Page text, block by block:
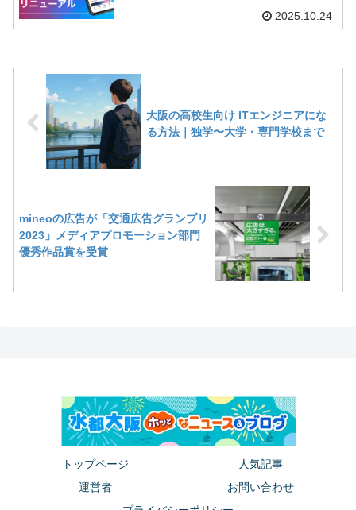
2025.10.24
大阪の高校生向け ITエンジニアにな
る方法｜独学〜大学・専門学校まで
mineoの広告が「交通広告グランプリ
2023」メディアプロモーション部門
優秀作品賞を受賞
トップページ
人気記事
運営者
お問い合わせ